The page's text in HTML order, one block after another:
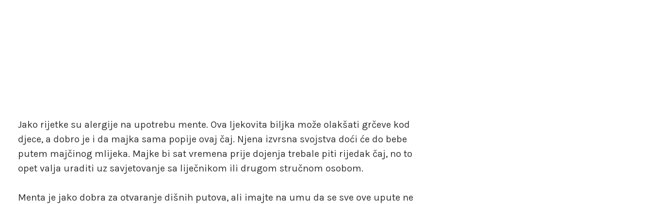
Jako rijetke su alergije na upotrebu mente. Ova ljekovita biljka može olakšati grčeve kod
djece, a dobro je i da majka sama popije ovaj čaj. Njena izvrsna svojstva doći će do bebe
putem majčinog mlijeka. Majke bi sat vremena prije dojenja trebale piti rijedak čaj, no to
opet valja uraditi uz savjetovanje sa liječnikom ili drugom stručnom osobom.
Menta je jako dobra za otvaranje dišnih putova, ali imajte na umu da se sve ove upute ne